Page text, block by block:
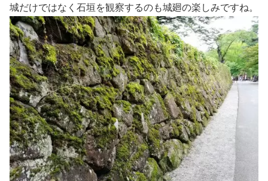
城だけではなく石垣を観察するのも城廻の楽しみですね。